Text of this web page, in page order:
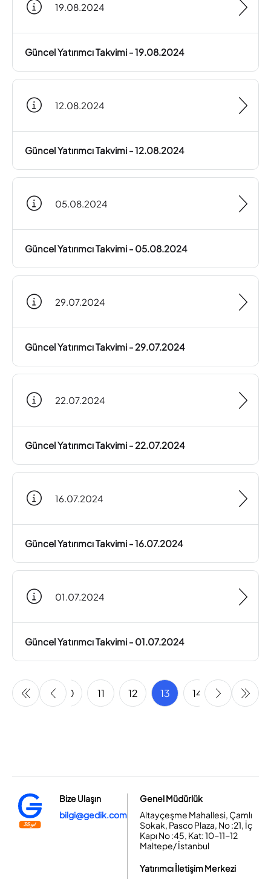
19.08.2024
Güncel Yatırımcı Takvimi - 19.08.2024
12.08.2024
Güncel Yatırımcı Takvimi - 12.08.2024
05.08.2024
Güncel Yatırımcı Takvimi - 05.08.2024
29.07.2024
Güncel Yatırımcı Takvimi - 29.07.2024
22.07.2024
Güncel Yatırımcı Takvimi - 22.07.2024
16.07.2024
Güncel Yatırımcı Takvimi - 16.07.2024
01.07.2024
Güncel Yatırımcı Takvimi - 01.07.2024
9 10 11 12 13 14 15 16
Bize Ulaşın
bilgi@gedik.com
Genel Müdürlük
Altayçeşme Mahallesi, Çamlı
Sokak, Pasco Plaza, No :21, İç
Kapı No :45, Kat: 10-11-12
Maltepe/ İstanbul
Yatırımcı İletişim Merkezi